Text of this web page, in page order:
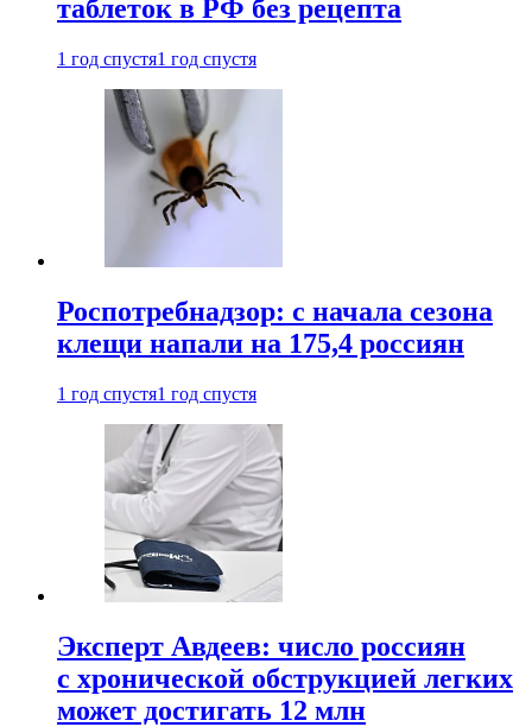
таблеток в РФ без рецепта
1 год спустя1 год спустя
Роспотребнадзор: с начала сезона
клещи напали на 175,4 россиян
1 год спустя1 год спустя
Эксперт Авдеев: число россиян
с хронической обструкцией легких
может достигать 12 млн